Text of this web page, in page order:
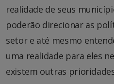
realidade de seus
poderão direcionar as
setor e até mesmo
uma realidade para eles
existem outras